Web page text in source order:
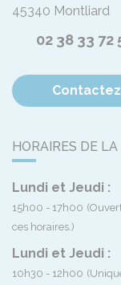
45340 Montliard
02 38 33 72
HORAIRES DE
Lundi et Jeudi :
15h00 - 17h00
ces horaires.)
Lundi et Jeudi :
10h30 - 12h00